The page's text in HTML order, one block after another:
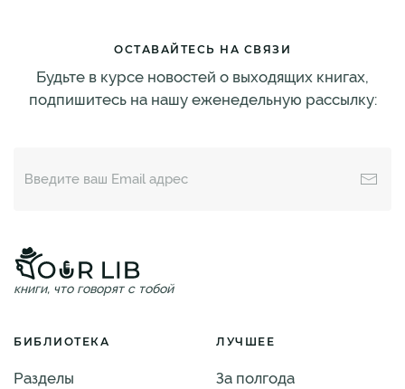
ОСТАВАЙТЕСЬ НА СВЯЗИ
Будьте в курсе новостей о выходящих книгах,
подпишитесь на нашу еженедельную рассылку:
книги, что говорят с тобой
БИБЛИОТЕКА
Разделы
ЛУЧШЕЕ
За полгода